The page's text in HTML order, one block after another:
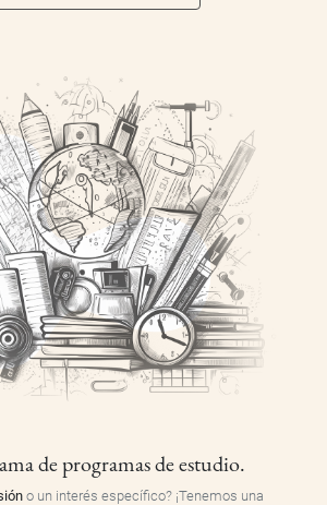
de programas de estudio.
o un interés específico? ¡Tenemos una